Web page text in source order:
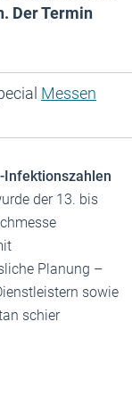
Der Termin
Messen
Infektionszahlen
der 13. bis
Planung –
sowie
schier